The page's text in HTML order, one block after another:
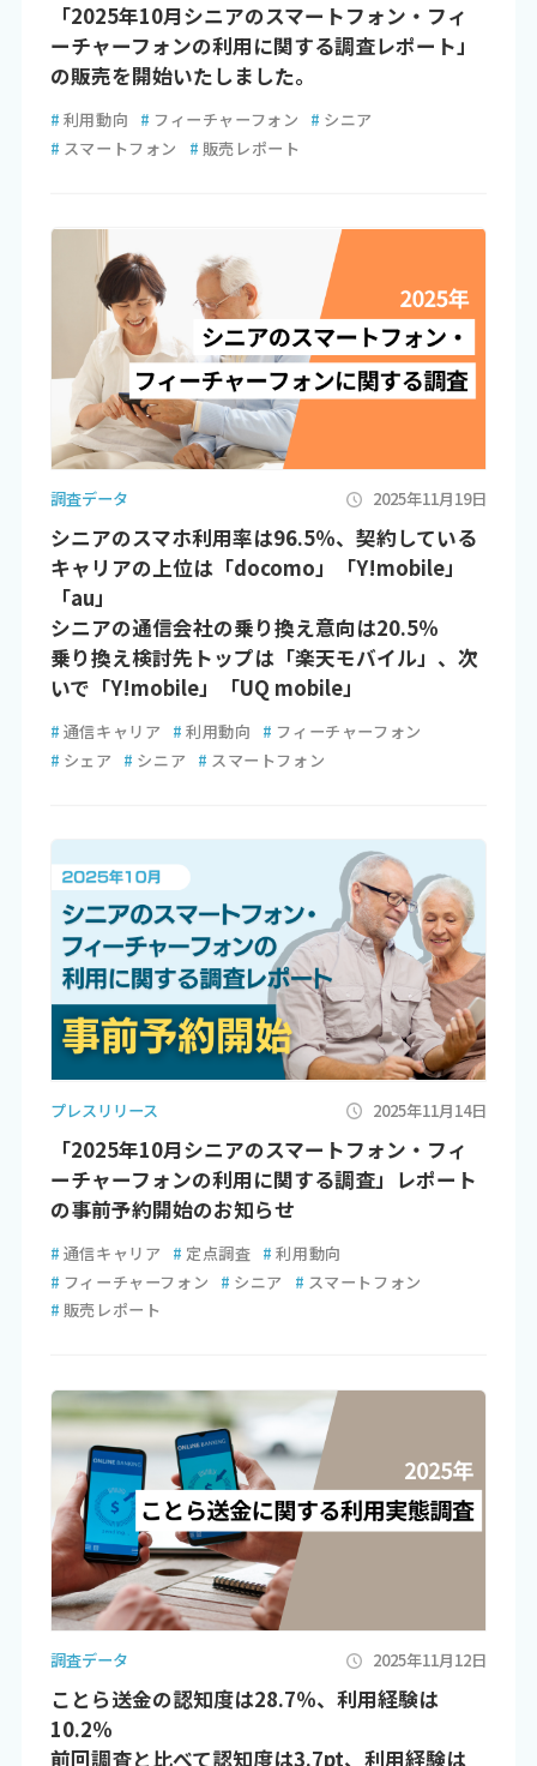
「2025年10月シニアのスマートフォン・フィ
ーチャーフォンの利用に関する調査レポート」
の販売を開始いたしました。
# 利用動向 # フィーチャーフォン # シニア
# スマートフォン # 販売レポート
調査データ 2025年11月19日
シニアのスマホ利用率は96.5％、契約している
キャリアの上位は「docomo」「Y!mobile」
「au」
シニアの通信会社の乗り換え意向は20.5％
乗り換え検討先トップは「楽天モバイル」、次
いで「Y!mobile」「UQ mobile」
# 通信キャリア # 利用動向 # フィーチャーフォン
# シェア # シニア # スマートフォン
プレスリリース 2025年11月14日
「2025年10月シニアのスマートフォン・フィ
ーチャーフォンの利用に関する調査」レポート
の事前予約開始のお知らせ
# 通信キャリア # 定点調査 # 利用動向
# フィーチャーフォン # シニア # スマートフォン
# 販売レポート
調査データ 2025年11月12日
ことら送金の認知度は28.7％、利用経験は
10.2％
前回調査と比べて認知度は3.7pt、利用経験は